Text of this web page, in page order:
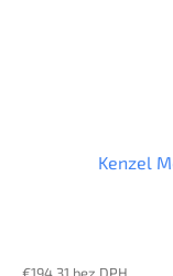
Kenzel